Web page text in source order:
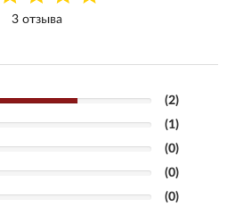
3 отзыва
(2)
(1)
(0)
(0)
(0)